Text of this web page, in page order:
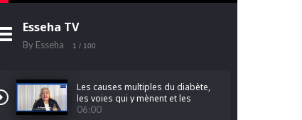
Esseha TV
By Esseha 1 / 100
Les causes multiples du diabète,
les voies qui y mènent et les
facteurs qui l'aggravent.
06:00